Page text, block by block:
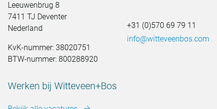
Leeuwenbrug 8
7411 TJ Deventer
Nederland
KvK-nummer: 38020751
BTW-nummer: 800288920
+31 (0)570 69 79 11
info@witteveenbos.com
Werken bij Witteveen+Bos